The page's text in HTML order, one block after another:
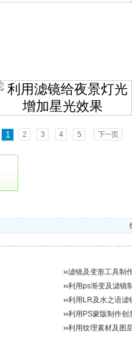
1 2 3 4 5 下一页
››滤镜及变形工具制
››利用ps渐变及滤镜
››利用LR及水之语滤
››利用PS蒙版制作创
››利用纹理素材及图